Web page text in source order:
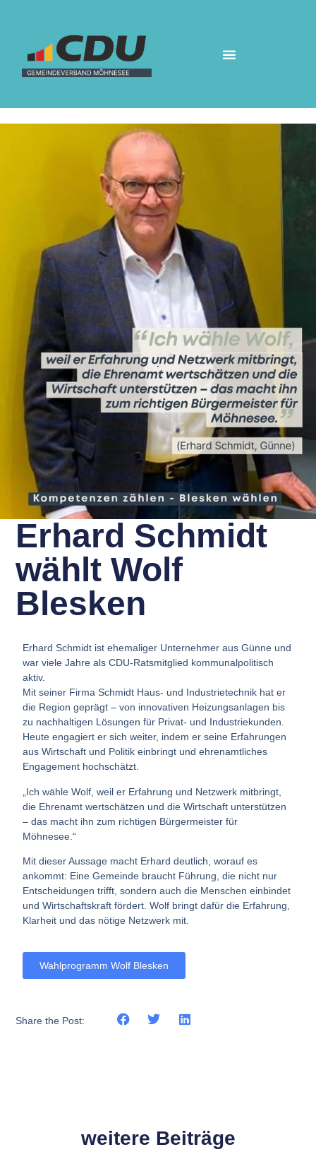
Erhard Schmidt
wählt Wolf
Blesken
Erhard Schmidt ist ehemaliger Unternehmer aus Günne und
war viele Jahre als CDU-Ratsmitglied kommunalpolitisch
aktiv.
Mit seiner Firma Schmidt Haus- und Industrietechnik hat er
die Region geprägt – von innovativen Heizungsanlagen bis
zu nachhaltigen Lösungen für Privat- und Industriekunden.
Heute engagiert er sich weiter, indem er seine Erfahrungen
aus Wirtschaft und Politik einbringt und ehrenamtliches
Engagement hochschätzt.
„Ich wähle Wolf, weil er Erfahrung und Netzwerk mitbringt,
die Ehrenamt wertschätzen und die Wirtschaft unterstützen
– das macht ihn zum richtigen Bürgermeister für
Möhnesee.“
Mit dieser Aussage macht Erhard deutlich, worauf es
ankommt: Eine Gemeinde braucht Führung, die nicht nur
Entscheidungen trifft, sondern auch die Menschen einbindet
und Wirtschaftskraft fördert. Wolf bringt dafür die Erfahrung,
Klarheit und das nötige Netzwerk mit.
Wahlprogramm Wolf Blesken
Share the Post:
weitere Beiträge